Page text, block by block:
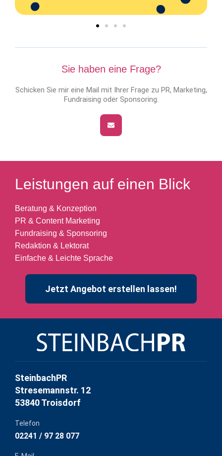
Sie haben eine Frage?
Schicken Sie mir eine Mail mit Ihrer Frage zu PR, Marketing,
Fundraising oder Sponsoring.
SteinbachPR
Stresemannstr. 12
53840 Troisdorf
Telefon
02241 / 97 28 077
Leistungen auf einen Blick
Beratung & Konzeption
PR & Content Marketing
Fundraising & Sponsoring
Redaktion & Lektorat
Einfache & Leichte Sprache
Jetzt Angebot erstellen lassen!